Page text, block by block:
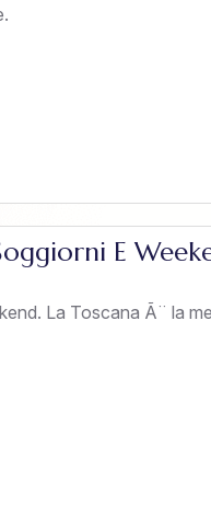
E
La Toscana Ã¨ la